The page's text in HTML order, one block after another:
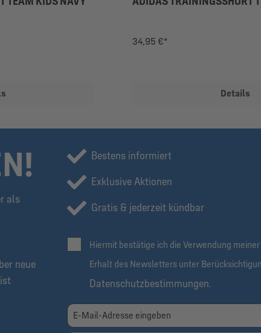
34,95 €*
Details
als
neue
Bestens informiert
Exklusive Aktionen
Gratis & jederzeit kündbar
Hiermit bestätige ich die Verwendung
Erhalt des Newsletters unter
Datenschutzbestimmungen.